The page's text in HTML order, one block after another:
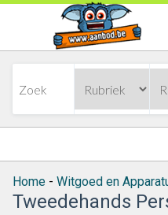
Home - Witgoed en
Tweedehands